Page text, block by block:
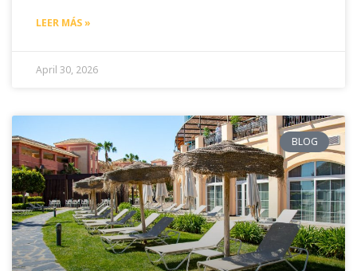
LEER MÁS »
April 30, 2026
BLOG